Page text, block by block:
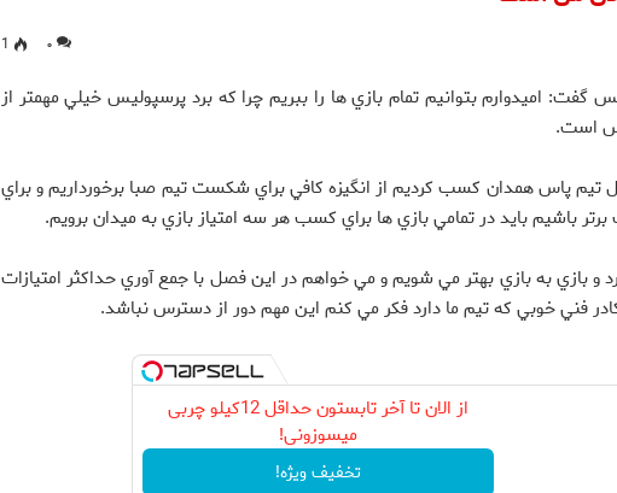
۰ 1
گفت: اميدوارم بتوانيم تمام بازي ها را ببریم چرا که برد پرسپوليس خيلي مهمتر از
است.
تيم پاس همدان كسب كرديم از انگيزه كافي براي شكست تيم صبا برخورداريم و براي
باشيم بايد در تمامي بازي ها براي كسب هر سه امتياز بازي به ميدان برويم.
و بازي به بازي بهتر مي شويم و مي خواهم در اين فصل با جمع آوري حداكثر امتيازات
فني خوبي كه تيم ما دارد فكر مي كنم اين مهم دور از دسترس نباشد.
از الان تا آخر تابستون حداقل 12کیلو چربی
میسوزونی!
تخفیف ویژه!